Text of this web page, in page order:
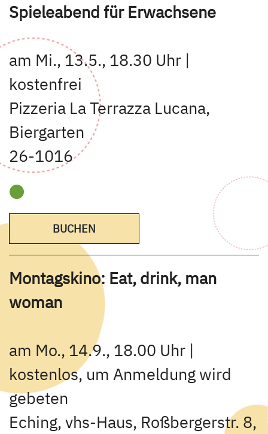
Spieleabend für Erwachsene
am Mi., 13.5., 18.30 Uhr |
kostenfrei
Pizzeria La Terrazza Lucana,
Biergarten
26-1016
BUCHEN
Montagskino: Eat, drink, man
woman
am Mo., 14.9., 18.00 Uhr |
kostenlos, um Anmeldung wird
gebeten
Eching, vhs-Haus, Roßbergerstr. 8,